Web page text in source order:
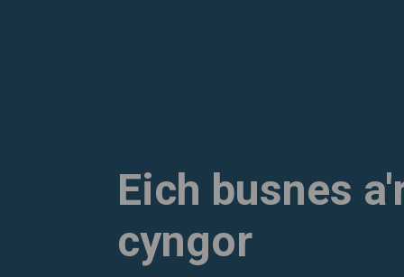
Eich busnes
cyngor